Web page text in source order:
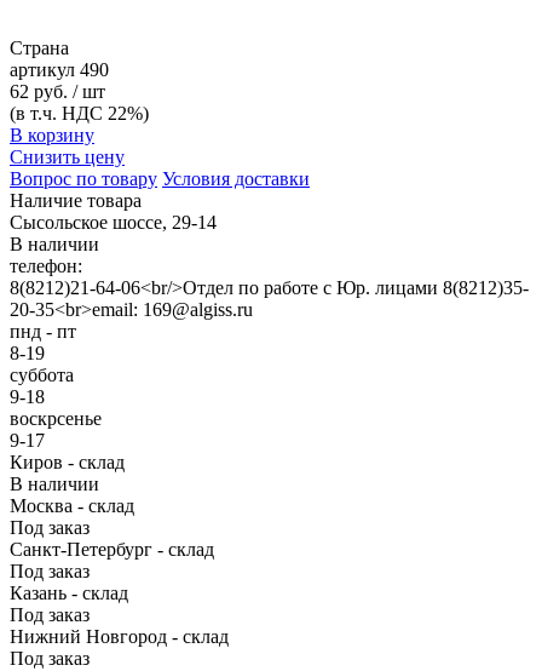
Страна
артикул 490
62 руб. / шт
(в т.ч. НДС 22%)
В корзину
Снизить цену
Вопрос по товару Условия доставки
Наличие товара
Сысольское шоссе, 29-14
В наличии
телефон:
8(8212)21-64-06<br/>Отдел по работе с Юр. лицами 8(8212)35-
20-35<br>email: 169@algiss.ru
пнд - пт
8-19
суббота
9-18
воскрсенье
9-17
Киров - склад
В наличии
Москва - склад
Под заказ
Санкт-Петербург - склад
Под заказ
Казань - склад
Под заказ
Нижний Новгород - склад
Под заказ